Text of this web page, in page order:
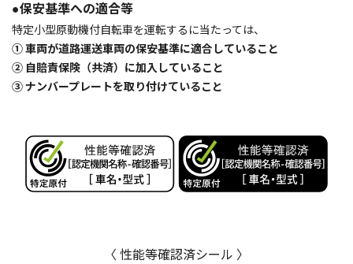
●保安基準への適合等
特定小型原動機付自転車を運転するに当たっては、
① 車両が道路運送車両の保安基準に適合していること
② 自賠責保険（共済）に加入していること
③ ナンバープレートを取り付けていること
〈 性能等確認済シール 〉